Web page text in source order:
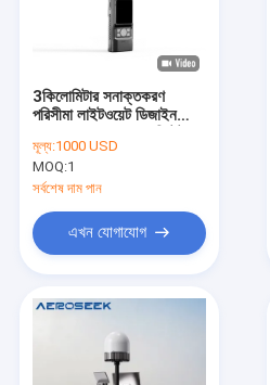
3কিলোমিটার সনাক্তকরণ
পরিসীমা লাইটওয়েট ডিজাইন
৬ ঘণ্টার ব্যাটারি লাইফ সহ
মূল্য:1000 USD
MOQ:1
সর্বশেষ দাম পান
এখন যোগাযোগ